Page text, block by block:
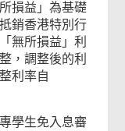
損益」為基礎
銷香港特別行
無所損益」利
，調整後的利
利率自
學生免入息審